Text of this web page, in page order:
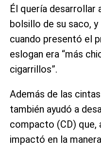
Él quería desarrollar
bolsillo de su saco,
cuando presentó el
eslogan era “más
cigarrillos”.
Además de las
también ayudó a
compacto (CD) que,
impactó en la